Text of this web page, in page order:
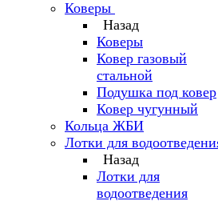
Коверы
Назад
Коверы
Ковер газовый
стальной
Подушка под ковер
Ковер чугунный
Кольца ЖБИ
Лотки для
Назад
Лотки для
водоотведения